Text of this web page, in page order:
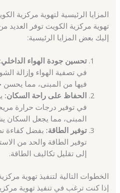
المزايا الرئيسية لتهوية مركزية
تهوية مركزية الكويت توفر العديد
إليك بعض المزايا الرئيسية:
تحسين جودة الهواء الداخلي:
في تصفية الهواء وإزالة
فيها من المبنى، مما يحسن
الحفاظ على راحة السكان:
في توفير درجات حرارة
المبنى، مما يجعل السكان
توفير الطاقة: بفضل كفاءة
توفير الطاقة والحد من
إلى تقليل تكاليف الطاقة.
الخطوات التالية لتنفيذ تهوية
إذا كنت ترغب في تنفيذ تهوية